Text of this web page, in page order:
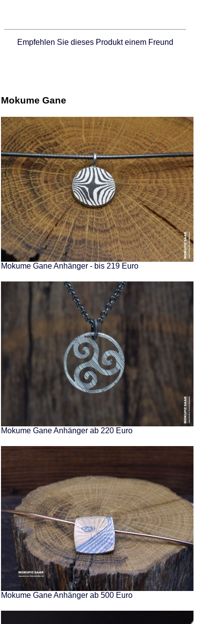
Empfehlen Sie dieses Produkt einem Freund
Mokume Gane
Mokume Gane Anhänger - bis 219 Euro
Mokume Gane Anhänger ab 220 Euro
Mokume Gane Anhänger ab 500 Euro